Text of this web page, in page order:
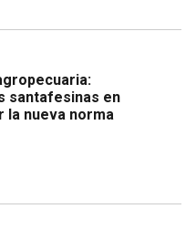
santafesinas en
la nueva norma